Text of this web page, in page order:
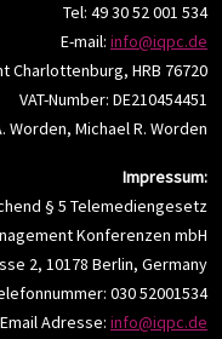
Tel: 49 30 52 001 534
E-mail: info@iqpc.de
HRB 76720
VAT-Number: DE210454451
Worden, Michael R. Worden
Impressum:
§ 5 Telemediengesetz
Konferenzen mbH
2, 10178 Berlin, Germany
030 52001534
Email Adresse: info@iqpc.de